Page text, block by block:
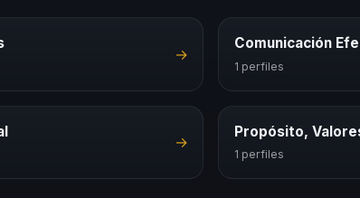
→
Comunicación
1 perfiles
→
Propósito,
1 perfiles